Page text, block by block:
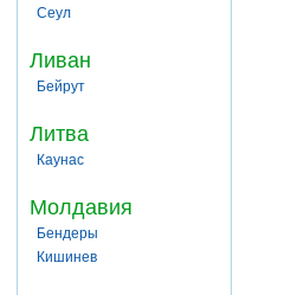
Сеул
Ливан
Бейрут
Литва
Каунас
Молдавия
Бендеры
Кишинев